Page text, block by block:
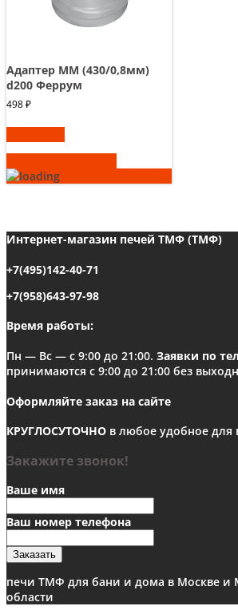
Адаптер ММ (430/0,8мм)
d200 Феррум
498₽
Интернет-магазин печей ТМФ (ТМФ)
+7(495)142-40-71
+7(958)643-97-98
Время работы:
Пн — Вс — с 9:00 до 21:00. Заявки по
принимаются с 9:00 до 21:00 без
Оформляйте заказ на сайте
КРУГЛОСУТОЧНО в любое удобное для
Закажите звонок!
Ваше имя
Ваш номер телефона
Заказать
печи ТМФ для бани и дома в Москве и
области